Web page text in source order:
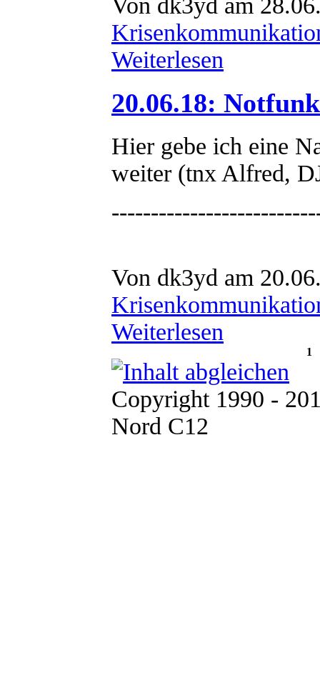
Von dk3yd am
Weiterlesen
20.06.18:
Hier gebe ich eine
weiter (tnx Alfred,
Von dk3yd am
Weiterlesen
1
Copyright 1990 -
Nord C12